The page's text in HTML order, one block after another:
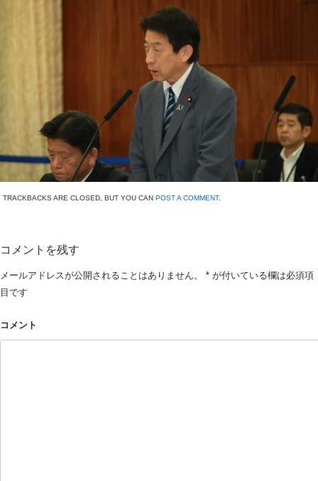
TRACKBACKS ARE CLOSED, BUT YOU CAN POST A COMMENT.
コメントを残す
メールアドレスが公開されることはありません。 * が付いている欄は必須項
目です
コメント